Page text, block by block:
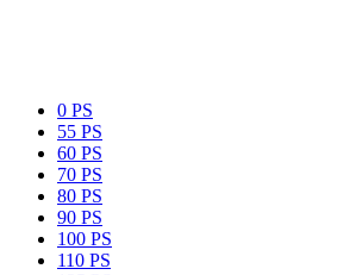
0 PS
55 PS
60 PS
70 PS
80 PS
90 PS
100 PS
110 PS